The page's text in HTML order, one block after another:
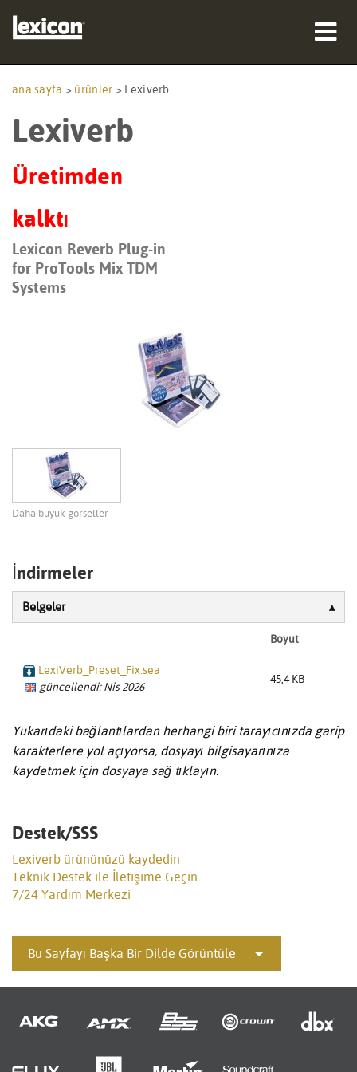
ürünler
nereden satın alınır
eğitim
destek
ana sayfa > ürünler > Lexiverb
Lexiverb
Üretimden
kalktı
Lexicon Reverb Plug-in
for ProTools Mix TDM
Systems
Daha büyük görseller
İndirmeler
Belgeler
Boyut
LexiVerb_Preset_Fix.sea
güncellendi: Nis 2026
45,4 KB
Yukarıdaki bağlantılardan herhangi biri tarayıcınızda garip
karakterlere yol açıyorsa, dosyayı bilgisayarınıza
kaydetmek için dosyaya sağ tıklayın.
Destek/SSS
Lexiverb ürününüzü kaydedin
Teknik Destek ile İletişime Geçin
7/24 Yardım Merkezi
Bu Sayfayı Başka Bir Dilde Görüntüle